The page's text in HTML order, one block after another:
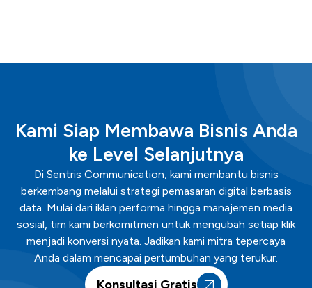
Kami Siap Membawa Bisnis Anda
ke Level Selanjutnya
Di Sentris Communication, kami membantu bisnis
berkembang melalui strategi pemasaran digital berbasis
data. Mulai dari iklan performa hingga manajemen media
sosial, tim kami berkomitmen untuk mengubah setiap klik
menjadi konversi nyata. Jadikan kami mitra tepercaya
Anda dalam mencapai pertumbuhan yang terukur.
Konsultasi Gratis